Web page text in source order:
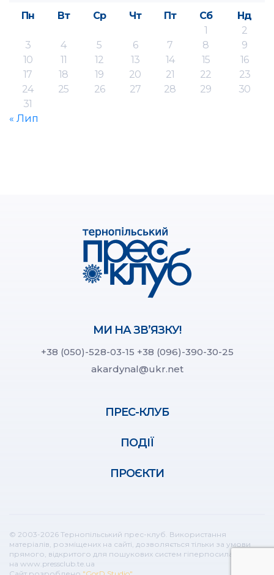
Пн
Вт Ср Чт Пт Сб
Нд
1
2
3
4 5 6 7 8
9
10
11 12 13 14 15
16
17
18 19 20 21 22
23
24
25 26 27 28 29
30
31
« Лип
МИ НА ЗВ’ЯЗКУ!
+38 (050)-528-03-15 +38 (096)-390-30-25
akardynal@ukr.net
ПРЕС-КЛУБ
ПОДІЇ
ПРОЄКТИ
© 2003-2026 Тернопільський прес-клуб. Використання
матеріалів, розміщених на сайті, дозволяється тільки за умови
прямого, відкритого для пошукових систем гіперпосилання
на www.pressclub.te.ua